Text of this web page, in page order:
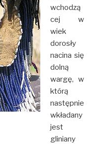
wchodzą
cej w
wiek
dorosły
nacina się
dolną
wargę, w
którą
następnie
wkładany
jest
gliniany